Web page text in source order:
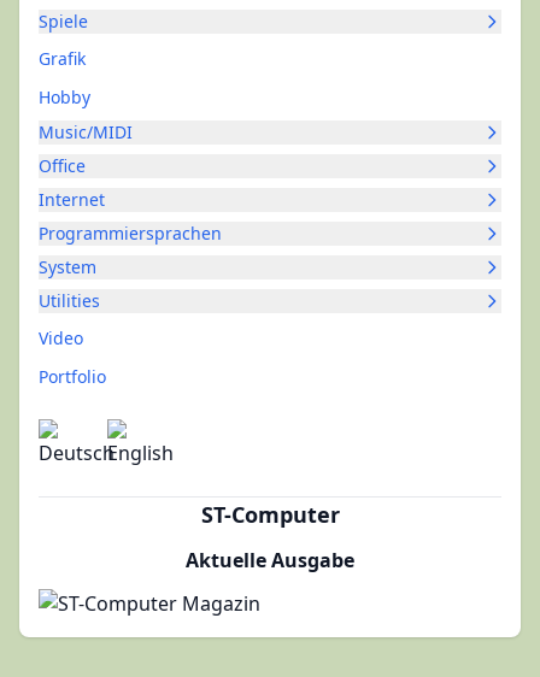
Spiele
Grafik
Hobby
Music/MIDI
Office
Internet
Programmiersprachen
System
Utilities
Video
Portfolio
ST-Computer
Aktuelle Ausgabe